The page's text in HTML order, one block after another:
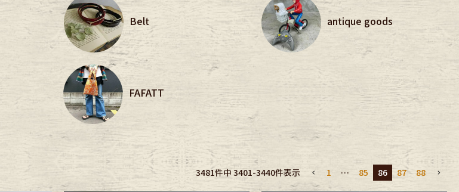
Belt antique goods
FAFATT
3481件中3401-3440件表示 1 … 85 86 87 88